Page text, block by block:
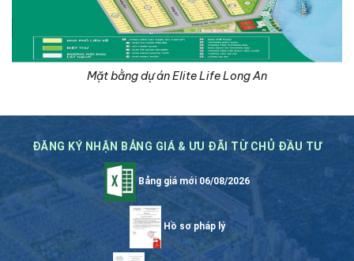
Mặt bằng dự án Elite Life Long An
ĐĂNG KÝ NHẬN BẢNG GIÁ & ƯU ĐÃI TỪ CHỦ ĐẦU TƯ
Bảng giá mới 06/08/2026
Hồ sơ pháp lý